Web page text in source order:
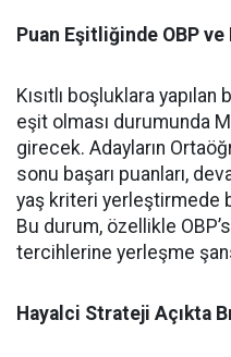
Puan Eşitliğinde OBP ve
Kısıtlı boşluklara yapılan
eşit olması durumunda
girecek. Adayların
sonu başarı puanları,
yaş kriteri yerleştirmede
Bu durum, özellikle
tercihlerine yerleşme
Hayalci Strateji Açıkta